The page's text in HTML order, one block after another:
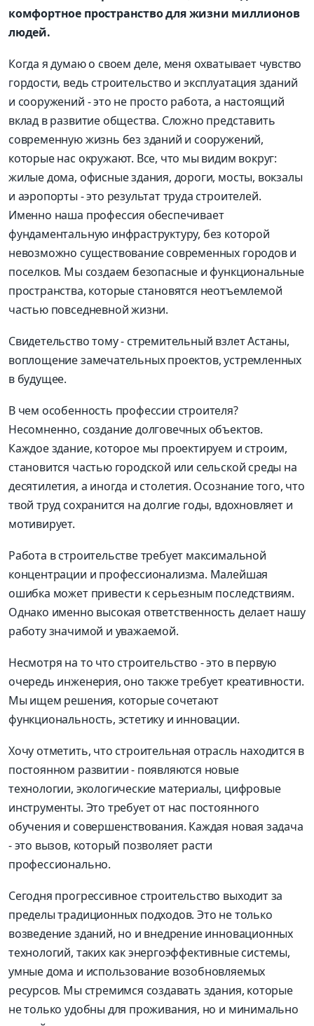
комфортное пространство для жизни миллионов
людей.
Когда я думаю о своем деле, меня охватывает чувство
гордости, ведь строительство и эксплуатация зданий
и сооружений - это не просто работа, а настоящий
вклад в развитие общества. Сложно представить
современную жизнь без зданий и сооружений,
которые нас окружают. Все, что мы видим вокруг:
жилые дома, офисные здания, дороги, мосты, вокзалы
и аэропорты - это результат труда строителей.
Именно наша профессия обеспечивает
фундаментальную инфраструктуру, без которой
невозможно существование современных городов и
поселков. Мы создаем безопасные и функциональные
пространства, которые становятся неотъемлемой
частью повседневной жизни.
Свидетельство тому - стремительный взлет Астаны,
воплощение замечательных проектов, устремленных
в будущее.
В чем особенность профессии строителя?
Несомненно, создание долговечных объектов.
Каждое здание, которое мы проектируем и строим,
становится частью городской или сельской среды на
десятилетия, а иногда и столетия. Осознание того, что
твой труд сохранится на долгие годы, вдохновляет и
мотивируeт.
Работа в строительстве требует максимальной
концентрации и профессионализма. Малейшая
ошибка может привести к серьезным последствиям.
Однако именно высокая ответственность делает нашу
работу значимой и уважаемой.
Несмотря на то что строительство - это в первую
очередь инженерия, оно также требует креативности.
Мы ищем решения, которые сочетают
функциональность, эстетику и инновации.
Хочу отметить, что строительная отрасль находится в
постоянном развитии - появляются новые
технологии, экологические материалы, цифровые
инструменты. Это требует от нас постоянного
обучения и совершенствования. Каждая новая задача
- это вызов, который позволяет расти
профессионально.
Сегодня прогрессивное строительство выходит за
пределы традиционных подходов. Это не только
возведение зданий, но и внедрение инновационных
технологий, таких как энергоэффективные системы,
умные дома и использование возобновляемых
pесурсов. Мы стремимся создавать здания, которые
не только удобны для проживания, но и минимально